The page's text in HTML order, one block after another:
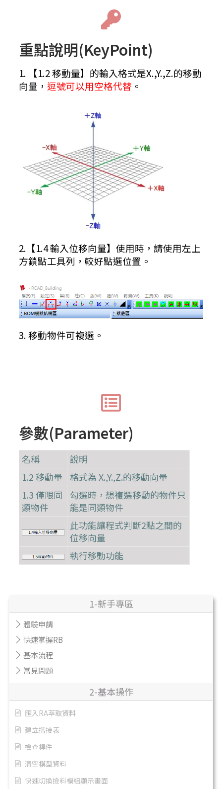
1-新手專區
體驗申請
快速掌握RB
基本流程
常見問題
2-基本操作
匯入RA萃取資料
建立搭接表
檢查桿件
清空模型資料
快速切換撿料模組顯示畫面
重點說明(KeyPoint)
1. 【1.2 移動量】的輸入格式是X.,Y.,Z.的移動
向量， 逗號可以用空格代替 。
2.【1.4 輸入位移向量】使用時，請使用左上
方鎖點工具列，較好點選位置。
3. 移動物件可複選。
參數(Parameter)
名稱
說明
1.2 移動量
格式為 X.,Y.,Z.的移動向量
1.3 僅限同
類物件
勾選時，想複選移動的物件只
能是同類物件
此功能讓程式判斷2點之間的
位移向量
執行移動功能